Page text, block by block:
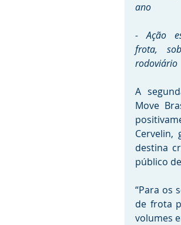
ano
- Ação
frota,
rodoviário
A
Move
Cervelin,
destina
público
“Para os
de frota
volumes